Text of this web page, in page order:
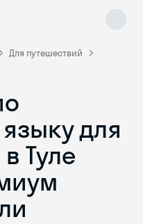
Для путешествий
для
Туле